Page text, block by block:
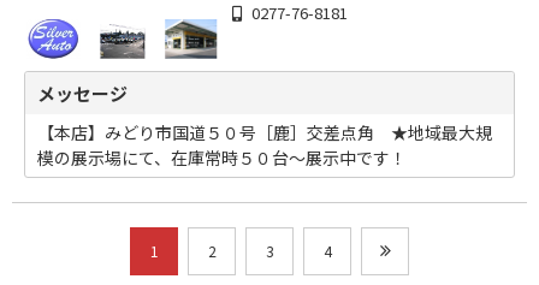
0277-76-8181
メッセージ
【本店】みどり市国道５０号［鹿］交差点角 ★地域最大規
模の展示場にて、在庫常時５０台～展示中です！
1 2 3 4